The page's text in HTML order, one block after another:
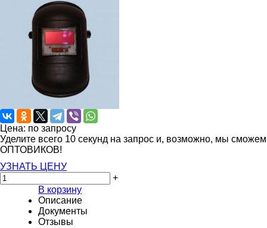
Цена: по запросу
Уделите всего 10 секунд на запрос и, возможно, мы
ОПТОВИКОВ!
УЗНАТЬ ЦЕНУ
+
В корзину
Описание
Документы
Отзывы